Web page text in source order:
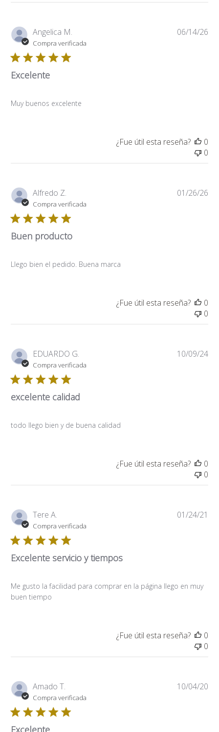
Angelica M.
Compra verificada
Excelente
Muy buenos excelente
06/14/26
¿Fue útil esta reseña?
0
0
Alfredo Z.
Compra verificada
Buen producto
Llego bien el pedido. Buena marca
01/26/26
¿Fue útil esta reseña?
0
0
EDUARDO G.
Compra verificada
excelente calidad
todo llego bien y de buena calidad
10/09/24
¿Fue útil esta reseña?
0
0
Tere A.
Compra verificada
Excelente servicio y tiempos
Me gusto la facilidad para comprar en la página llego en muy
buen tiempo
01/24/21
¿Fue útil esta reseña?
0
0
Amado T.
Compra verificada
Excelente
10/04/20